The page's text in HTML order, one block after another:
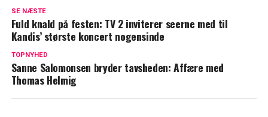
"Det var ret ynkeligt"
Stephania Potalivo afslører hemmelighed
sagde, at jeg ikke har"
SE NÆSTE
Fuld knald på festen: TV 2 inviterer seerne med til
Kandis’ største koncert nogensinde
TOPNYHED
Sanne Salomonsen bryder tavsheden: Affære med
Thomas Helmig